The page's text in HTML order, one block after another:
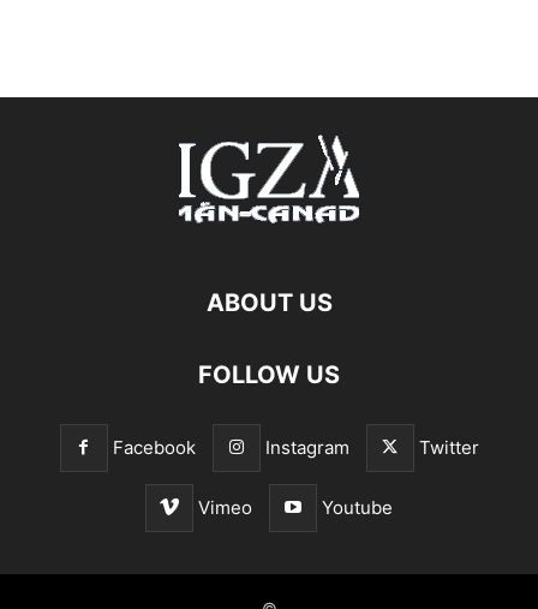
ABOUT US
FOLLOW US
Facebook Instagram Twitter
Vimeo Youtube